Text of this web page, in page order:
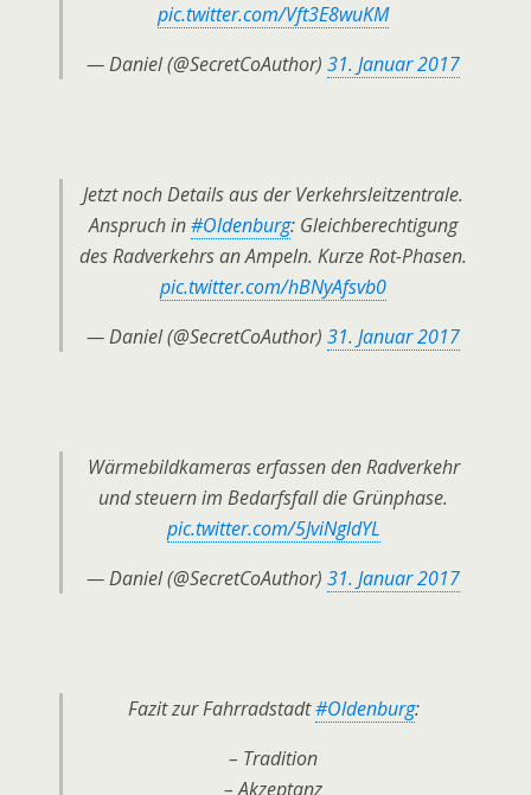
pic.twitter.com/Vft3E8wuKM
— Daniel (@SecretCoAuthor) 31. Januar 2017
Jetzt noch Details aus der Verkehrsleitzentrale.
Anspruch in#Oldenburg: Gleichberechtigung
des Radverkehrs an Ampeln. Kurze Rot-Phasen.
pic.twitter.com/hBNyAfsvb0
— Daniel (@SecretCoAuthor) 31. Januar 2017
Wärmebildkameras erfassen den Radverkehr
und steuern im Bedarfsfall die Grünphase.
pic.twitter.com/5JviNgldYL
— Daniel (@SecretCoAuthor) 31. Januar 2017
Fazit zur Fahrradstadt#Oldenburg:
– Tradition
– Akzeptanz